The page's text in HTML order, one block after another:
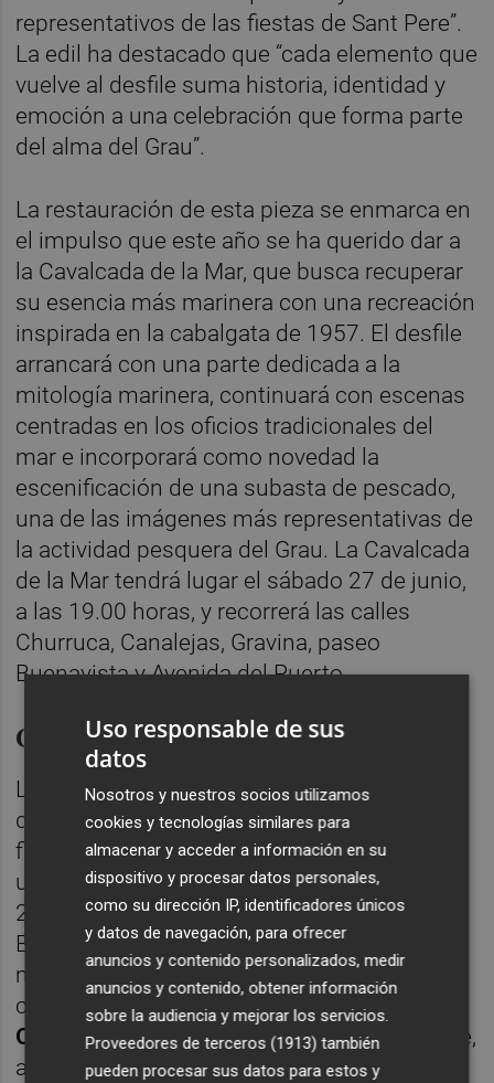
representativos de las fiestas de Sant Pere”.
La edil ha destacado que “cada elemento que
vuelve al desfile suma historia, identidad y
emoción a una celebración que forma parte
del alma del Grau”.
La restauración de esta pieza se enmarca en
el impulso que este año se ha querido dar a
la Cavalcada de la Mar, que busca recuperar
su esencia más marinera con una recreación
inspirada en la cabalgata de 1957. El desfile
arrancará con una parte dedicada a la
mitología marinera, continuará con escenas
centradas en los oficios tradicionales del
mar e incorporará como novedad la
escenificación de una subasta de pescado,
una de las imágenes más representativas de
la actividad pesquera del Grau. La Cavalcada
de la Mar tendrá lugar el sábado 27 de junio,
a las 19.00 horas, y recorrerá las calles
Churruca, Canalejas, Gravina, paseo
Buenavista y Avenida del Puerto.
Cuenta atrás para Sant Pere
La teniente de alcalde del Grau ha recordado
que quedan pocos días para el inicio de las
fiestas y el Grau ya vive la cuenta atrás de
una programación que contará con más de
200 actos dirigidos a todos los públicos.
Entre las principales citas destacan la ya
mencionada Cavalcada de la Mar, el
concierto deIsabel Aaiún, la actuación de la
Orquesta La Misión, el correfoc de Sant Pere,
a cargo deDimonis de la Plana, y el encierro
Uso responsable de sus
datos
Nosotros y nuestros socios utilizamos
cookies y tecnologías similares para
almacenar y acceder a información en su
dispositivo y procesar datos personales,
como su dirección IP, identificadores únicos
y datos de navegación, para ofrecer
anuncios y contenido personalizados, medir
anuncios y contenido, obtener información
sobre la audiencia y mejorar los servicios.
Proveedores de terceros (1913) también
pueden procesar sus datos para estos y